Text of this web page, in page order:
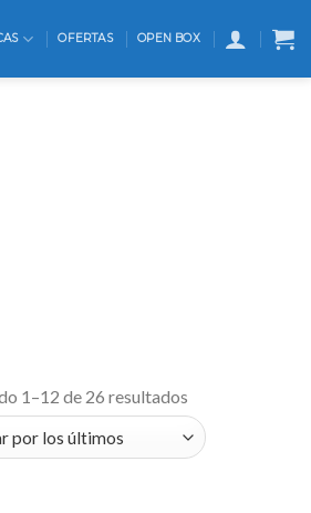
OFERTAS OPEN BOX
1–12 de 26 resultados